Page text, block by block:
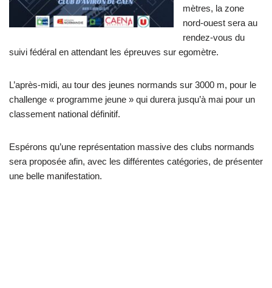
mètres, la zone
nord-ouest sera au
rendez-vous du
suivi fédéral en attendant les épreuves sur egomètre.
L’après-midi, au tour des jeunes normands sur 3000 m, pour le
challenge « programme jeune » qui durera jusqu’à mai pour un
classement national définitif.
Espérons qu’une représentation massive des clubs normands
sera proposée afin, avec les différentes catégories, de présenter
une belle manifestation.